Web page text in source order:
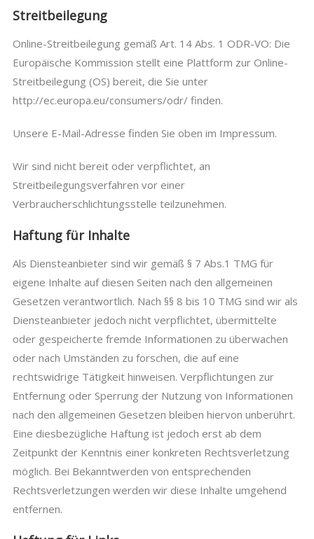
Streitbeilegung
Online-Streitbeilegung gemäß Art. 14 Abs. 1 ODR-VO: Die
Europäische Kommission stellt eine Plattform zur Online-
Streitbeilegung (OS) bereit, die Sie unter
http://ec.europa.eu/consumers/odr/ finden.
Unsere E-Mail-Adresse finden Sie oben im Impressum.
Wir sind nicht bereit oder verpflichtet, an
Streitbeilegungsverfahren vor einer
Verbraucherschlichtungsstelle teilzunehmen.
Haftung für Inhalte
Als Diensteanbieter sind wir gemäß § 7 Abs.1 TMG für
eigene Inhalte auf diesen Seiten nach den allgemeinen
Gesetzen verantwortlich. Nach §§ 8 bis 10 TMG sind wir als
Diensteanbieter jedoch nicht verpflichtet, übermittelte
oder gespeicherte fremde Informationen zu überwachen
oder nach Umständen zu forschen, die auf eine
rechtswidrige Tätigkeit hinweisen. Verpflichtungen zur
Entfernung oder Sperrung der Nutzung von Informationen
nach den allgemeinen Gesetzen bleiben hiervon unberührt.
Eine diesbezügliche Haftung ist jedoch erst ab dem
Zeitpunkt der Kenntnis einer konkreten Rechtsverletzung
möglich. Bei Bekanntwerden von entsprechenden
Rechtsverletzungen werden wir diese Inhalte umgehend
entfernen.